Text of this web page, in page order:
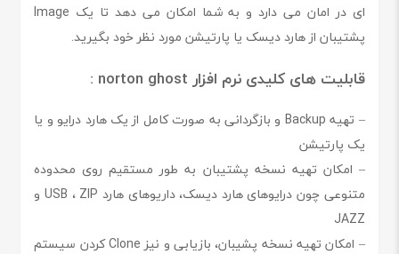
ای در امان می دارد و به شما امکان می دهد تا یک Image
پشتیبان از هارد دیسک یا پارتیشن مورد نظر خود بگیرید.
قابلیت های کلیدی نرم افزار norton ghost :
– تهیه Backup و بازگردانی به صورت کامل از یک هارد درایو و یا
یک پارتیشن
– امکان تهیه نسخه پشتیبان به طور مستقیم روی محدوده
متنوعی چون درایوهای هارد دیسک، داریوهای هارد USB ، ZIP و
JAZZ
– امکان تهیه نسخه پشیبان، بازیابی و نیز Clone کردن سیستم